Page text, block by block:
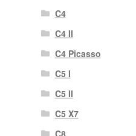
C4
C4 II
C4 Picasso
C5 I
C5 II
C5 X7
C8